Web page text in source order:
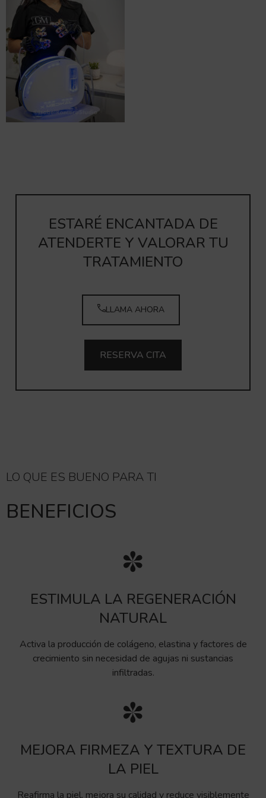
ESTARÉ ENCANTADA DE
ATENDERTE Y VALORAR TU
TRATAMIENTO
LLAMA AHORA
RESERVA CITA
LO QUE ES BUENO PARA TI
BENEFICIOS
ESTIMULA LA REGENERACIÓN
NATURAL
Activa la producción de colágeno, elastina y factores de
crecimiento sin necesidad de agujas ni sustancias
infiltradas.
MEJORA FIRMEZA Y TEXTURA DE
LA PIEL
Reafirma la piel, mejora su calidad y reduce visiblemente